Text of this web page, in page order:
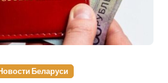
Беларуси